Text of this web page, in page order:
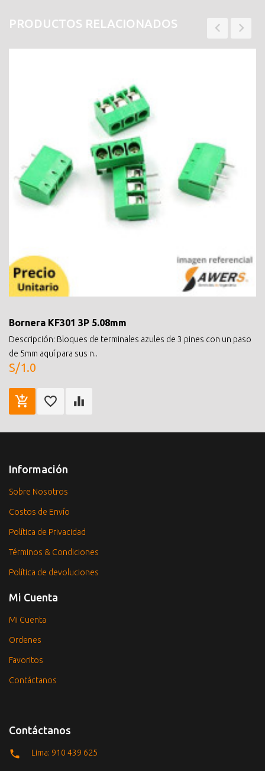
PRODUCTOS RELACIONADOS
Bornera KF301 3P 5.08mm
Descripción: Bloques de terminales azules de 3 pines con un paso
de 5mm aquí para sus n..
S/1.0
Información
Sobre Nosotros
Costos de Envío
Política de Privacidad
Términos & Condiciones
Política de devoluciones
Mi Cuenta
Mi Cuenta
Ordenes
Favoritos
Contáctanos
Contáctanos
Lima: 910 439 625